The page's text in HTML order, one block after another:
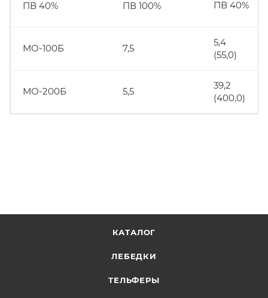
ПВ 40% ПВ 100% ПВ 40%
МО-100Б 7,5
5,4
(55,0)
МО-200Б 5,5
39,2
(400,0)
КАТАЛОГ
ЛЕБЕДКИ
ТЕЛЬФЕРЫ